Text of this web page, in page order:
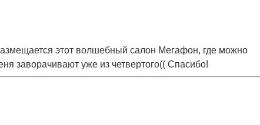
этот волшебный салон Мегафон, где можно
заворачивают уже из четвертого(( Спасибо!